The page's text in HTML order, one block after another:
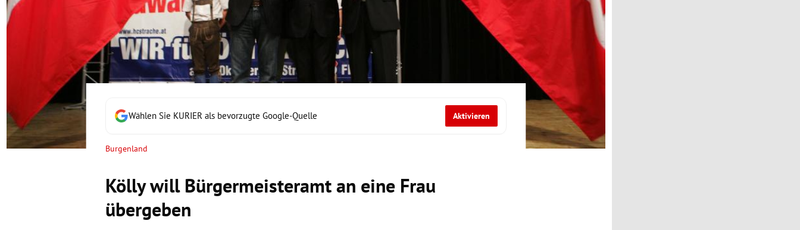
Untermenü
Untermenü
Untermenü
Untermenü
Wählen Sie KURIER als bevorzugte Google-Quelle Aktivieren
Burgenland
Kölly will Bürgermeisteramt an eine Frau
übergeben